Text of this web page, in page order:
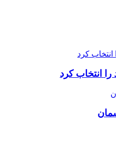
انتخاب کرد